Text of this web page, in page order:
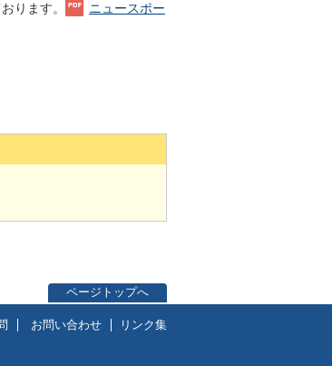
ります。
ニュースポー
ページトップへ
お問い合わせ リンク集